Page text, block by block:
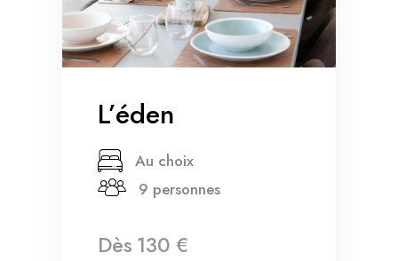
L’éden
Au choix
9 personnes
Dès 130 €